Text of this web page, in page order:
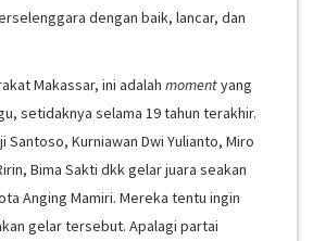
dengan baik, lancar, dan
Makassar, ini adalah momentyang
setidaknya selama 19 tahun terakhir.
Santoso, Kurniawan Dwi Yulianto, Miro
Bima Sakti dkk gelar juara seakan
Anging Mamiri. Mereka tentu ingin
gelar tersebut. Apalagi partai